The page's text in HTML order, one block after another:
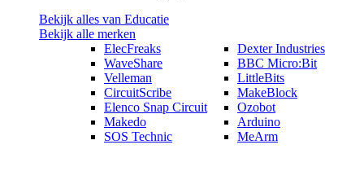
Bekijk alles van Educatie
Bekijk alle merken
ElecFreaks
WaveShare
Velleman
CircuitScribe
Elenco Snap Circuit
Makedo
SOS Technic
Dexter Industries
BBC Micro:Bit
LittleBits
MakeBlock
Ozobot
Arduino
MeArm